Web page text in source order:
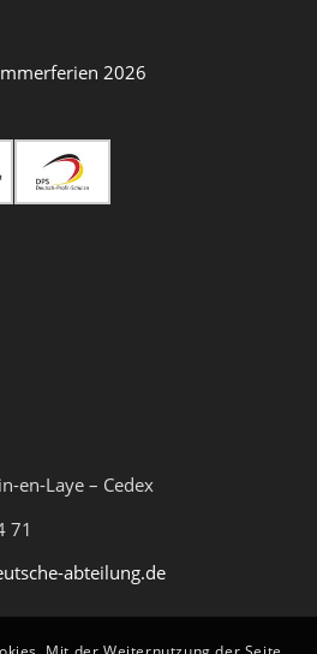
2026
en-Laye – Cedex
71
abteilung.de